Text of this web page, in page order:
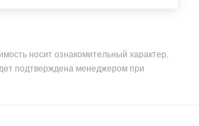
носит ознакомительный характер.
подтверждена менеджером при